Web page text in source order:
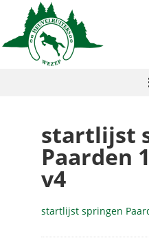
startlijst
Paarden
v4
startlijst springen